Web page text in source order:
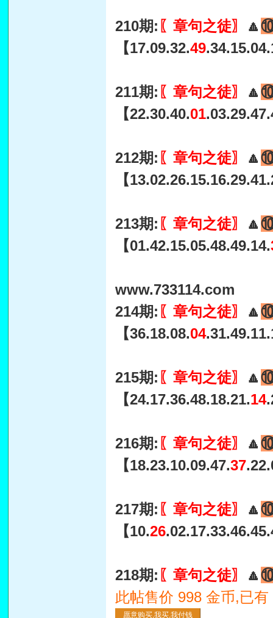
210期: 〖章句之徒〗 🔼⑩
【17.09.32.49
211期: 〖章句之徒〗 🔼⑩
【22.30.40.01
212期: 〖章句之徒〗 🔼⑩
【
213期: 〖章句之徒〗 🔼⑩
【01.42.15.05.48.49.14.
www.733114.com
214期: 〖章句之徒〗 🔼⑩
【36.18.08.04
215期: 〖章句之徒〗 🔼⑩
【24.17.36.48.18.21.14
216期: 〖章句之徒〗 🔼⑩
【18.23.10.09.47.37
217期: 〖章句之徒〗 🔼⑩
【10.26
218期: 〖章句之徒〗 🔼⑩
此帖售价 998 金币,已